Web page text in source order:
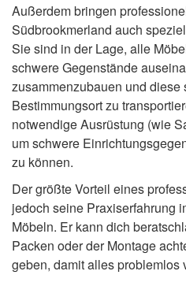
Außerdem bringen
Südbrookmerland auch
Sie sind in der Lage, alle
schwere Gegenstände
zusammenzubauen und diese
Bestimmungsort zu
notwendige Ausrüstung (wie
um schwere
zu können.
Der größte Vorteil eines
jedoch seine Praxiserfahrung
Möbeln. Er kann dich
Packen oder der Montage
geben, damit alles problemlos